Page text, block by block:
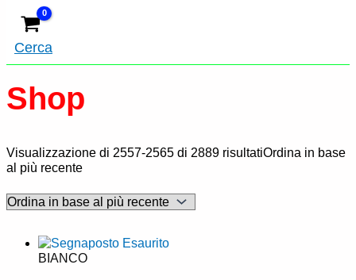
Cerca
Shop
Visualizzazione di 2557-2565 di 2889 risultatiOrdina in base
al più recente
Esaurito
BIANCO